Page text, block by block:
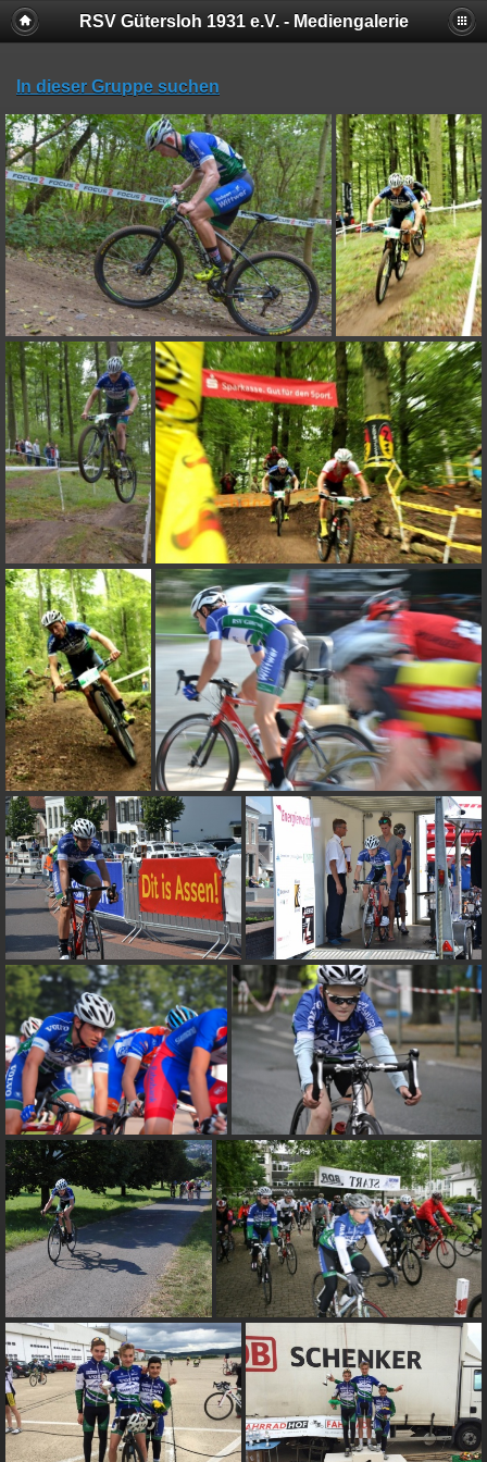
RSV Gütersloh 1931 e.V. - Mediengalerie
In dieser Gruppe suchen